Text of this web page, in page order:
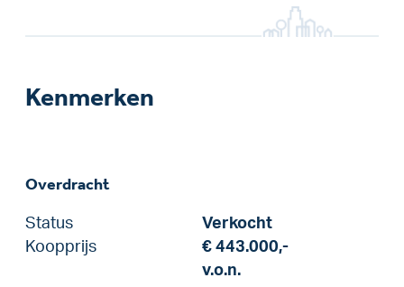
Kenmerken
Overdracht
Status
Verkocht
Koopprijs
€ 443.000,-
v.o.n.